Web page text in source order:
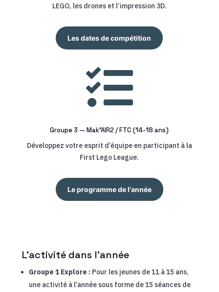
LEGO, les drones et l’impression 3D.
Les dates de compétition

Groupe 3 — Mak’AIR2 / FTC (14-18 ans)
Développez votre esprit d’équipe en participant à la
First Lego League.
Le programme de l'année
L’activité dans l’année
Groupe 1 Explore :Pour les jeunes de 11 à 15 ans,
une activité à l’année sous forme de 15 séances de